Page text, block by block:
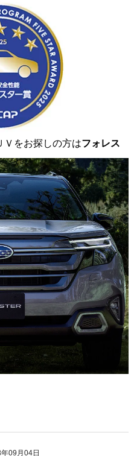
Ｖをお探しの方はフォレス
09月04日